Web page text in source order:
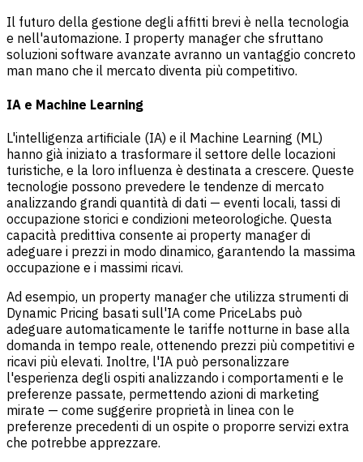
Il futuro della gestione degli affitti brevi è nella tecnologia
e nell'automazione. I property manager che sfruttano
soluzioni software avanzate avranno un vantaggio concreto
man mano che il mercato diventa più competitivo.
IA e Machine Learning
L'intelligenza artificiale (IA) e il Machine Learning (ML)
hanno già iniziato a trasformare il settore delle locazioni
turistiche, e la loro influenza è destinata a crescere. Queste
tecnologie possono prevedere le tendenze di mercato
analizzando grandi quantità di dati — eventi locali, tassi di
occupazione storici e condizioni meteorologiche. Questa
capacità predittiva consente ai property manager di
adeguare i prezzi in modo dinamico, garantendo la massima
occupazione e i massimi ricavi.
Ad esempio, un property manager che utilizza strumenti di
Dynamic Pricing basati sull'IA come PriceLabs può
adeguare automaticamente le tariffe notturne in base alla
domanda in tempo reale, ottenendo prezzi più competitivi e
ricavi più elevati. Inoltre, l'IA può personalizzare
l'esperienza degli ospiti analizzando i comportamenti e le
preferenze passate, permettendo azioni di marketing
mirate — come suggerire proprietà in linea con le
preferenze precedenti di un ospite o proporre servizi extra
che potrebbe apprezzare.